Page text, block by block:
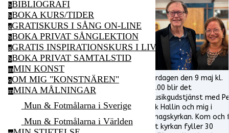
bBIBLIOGRAFI
bBOKA KURS/TIDER
gGRATISKURS I SÅNG ON-LINE
bBOKA PRIVAT SÅNGLEKTION
gGRATIS INSPIRATIONSKURS I LIVSGLÄDJE ON-
bBOKA PRIVAT SAMTALSTID
mMIN KONST
oOM MIG "KONSTNÄREN"
mMINA MÅLNINGAR
Mun & Fotmålarna i Sverige
Mun & Fotmålarna i Världen
Lördagen den 9 maj kl.
18.00 blir det
musikgudstjänst med
Erik Hallin och mig i
Ekhagskyrkan. Kom och
att kyrkan fyller 30